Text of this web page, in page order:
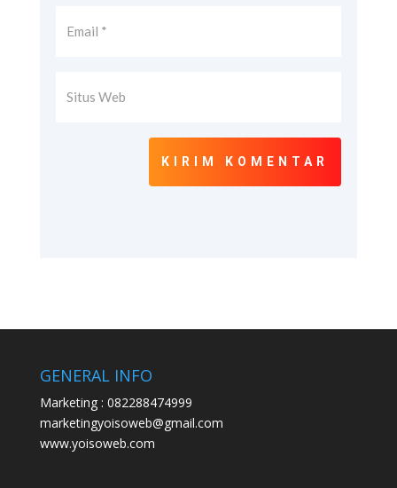
KIRIM KOMENTAR
GENERAL INFO
Marketing : 082288474999
marketingyoisoweb@gmail.com
www.yoisoweb.com